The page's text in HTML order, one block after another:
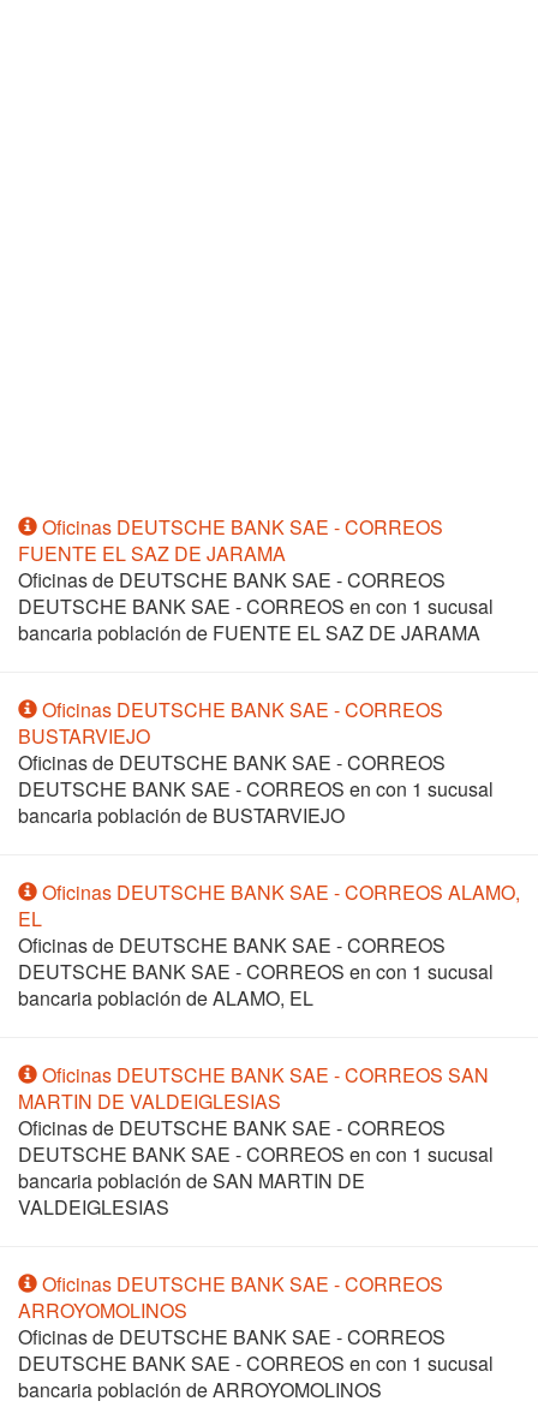
Oficinas DEUTSCHE BANK SAE - CORREOS
FUENTE EL SAZ DE JARAMA
Oficinas de DEUTSCHE BANK SAE - CORREOS
DEUTSCHE BANK SAE - CORREOS en con 1 sucusal
bancaria población de FUENTE EL SAZ DE JARAMA
Oficinas DEUTSCHE BANK SAE - CORREOS
BUSTARVIEJO
Oficinas de DEUTSCHE BANK SAE - CORREOS
DEUTSCHE BANK SAE - CORREOS en con 1 sucusal
bancaria población de BUSTARVIEJO
Oficinas DEUTSCHE BANK SAE - CORREOS ALAMO,
EL
Oficinas de DEUTSCHE BANK SAE - CORREOS
DEUTSCHE BANK SAE - CORREOS en con 1 sucusal
bancaria población de ALAMO, EL
Oficinas DEUTSCHE BANK SAE - CORREOS SAN
MARTIN DE VALDEIGLESIAS
Oficinas de DEUTSCHE BANK SAE - CORREOS
DEUTSCHE BANK SAE - CORREOS en con 1 sucusal
bancaria población de SAN MARTIN DE
VALDEIGLESIAS
Oficinas DEUTSCHE BANK SAE - CORREOS
ARROYOMOLINOS
Oficinas de DEUTSCHE BANK SAE - CORREOS
DEUTSCHE BANK SAE - CORREOS en con 1 sucusal
bancaria población de ARROYOMOLINOS